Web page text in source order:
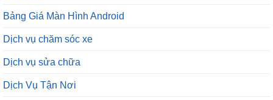
Bảng Giá Màn Hình Android
Dịch vụ chăm sóc xe
Dịch vụ sửa chữa
Dịch Vụ Tận Nơi